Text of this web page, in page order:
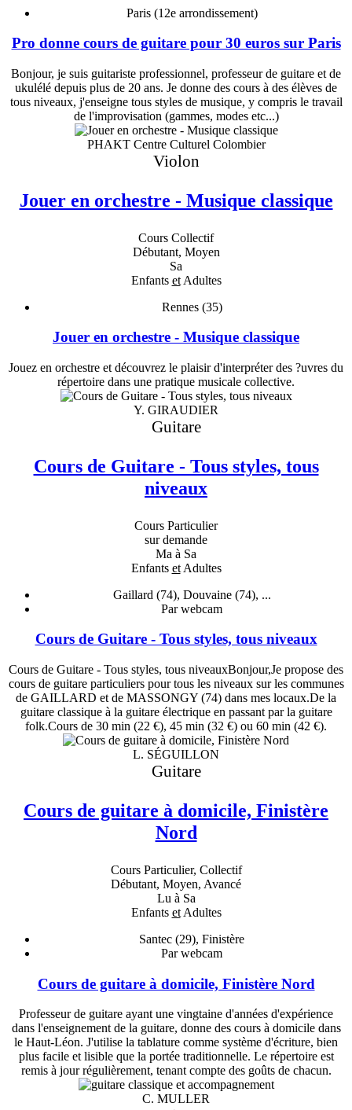
Paris (12e arrondissement)
Pro donne cours de guitare pour 30 euros sur Paris
Bonjour, je suis guitariste professionnel, professeur de guitare et de
ukulélé depuis plus de 20 ans. Je donne des cours à des élèves de
tous niveaux, j'enseigne tous styles de musique, y compris le travail
de l'improvisation (gammes, modes etc...)
PHAKT Centre Culturel Colombier
Violon
Jouer en orchestre - Musique classique
Cours Collectif
Débutant, Moyen
Sa
Enfants etAdultes
Rennes (35)
Jouer en orchestre - Musique classique
Jouez en orchestre et découvrez le plaisir d'interpréter des ?uvres du
répertoire dans une pratique musicale collective.
Y. GIRAUDIER
Guitare
Cours de Guitare - Tous styles, tous
niveaux
Cours Particulier
sur demande
Ma à Sa
Enfants etAdultes
Gaillard (74), Douvaine (74), ...
Par webcam
Cours de Guitare - Tous styles, tous niveaux
Cours de Guitare - Tous styles, tous niveauxBonjour,Je propose des
cours de guitare particuliers pour tous les niveaux sur les communes
de GAILLARD et de MASSONGY (74) dans mes locaux.De la
guitare classique à la guitare électrique en passant par la guitare
folk.Cours de 30 min (22 €), 45 min (32 €) ou 60 min (42 €).
L. SÉGUILLON
Guitare
Cours de guitare à domicile, Finistère
Nord
Cours Particulier, Collectif
Débutant, Moyen, Avancé
Lu à Sa
Enfants etAdultes
Santec (29), Finistère
Par webcam
Cours de guitare à domicile, Finistère Nord
Professeur de guitare ayant une vingtaine d'années d'expérience
dans l'enseignement de la guitare, donne des cours à domicile dans
le Haut-Léon. J'utilise la tablature comme système d'écriture, bien
plus facile et lisible que la portée traditionnelle. Le répertoire est
remis à jour régulièrement, tenant compte des goûts de chacun.
C. MULLER